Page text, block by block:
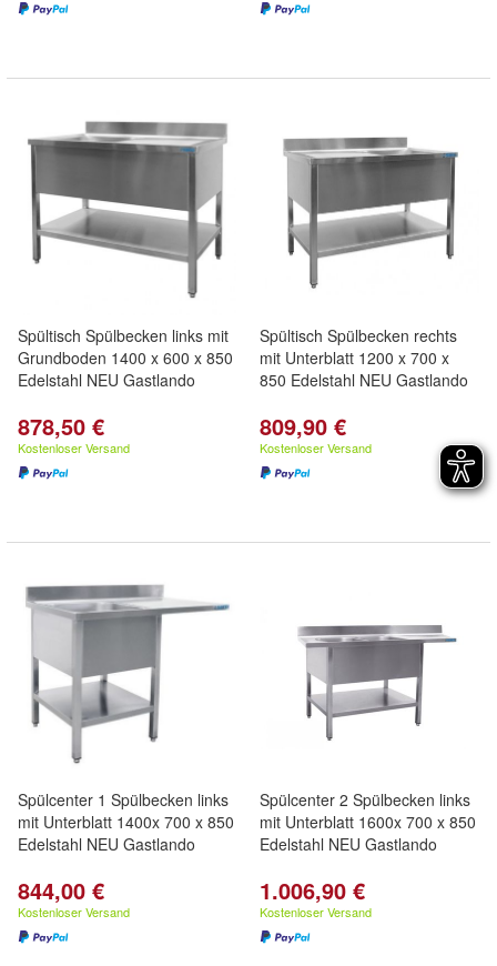
Spültisch Spülbecken links mit
Grundboden 1400 x 600 x 850
Edelstahl NEU Gastlando
878,50 €
Kostenloser Versand
Spültisch Spülbecken rechts
mit Unterblatt 1200 x 700 x
850 Edelstahl NEU Gastlando
809,90 €
Kostenloser Versand
Spülcenter 1 Spülbecken links
mit Unterblatt 1400x 700 x 850
Edelstahl NEU Gastlando
844,00 €
Kostenloser Versand
Spülcenter 2 Spülbecken links
mit Unterblatt 1600x 700 x 850
Edelstahl NEU Gastlando
1.006,90 €
Kostenloser Versand